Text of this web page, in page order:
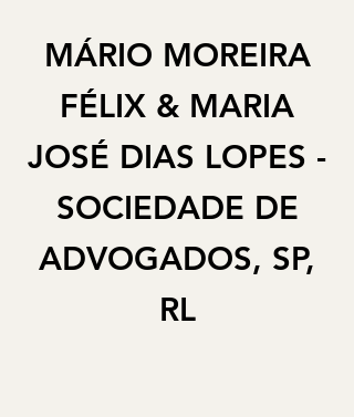
MÁRIO MOREIRA
FÉLIX & MARIA
JOSÉ DIAS LOPES -
SOCIEDADE DE
ADVOGADOS, SP,
RL